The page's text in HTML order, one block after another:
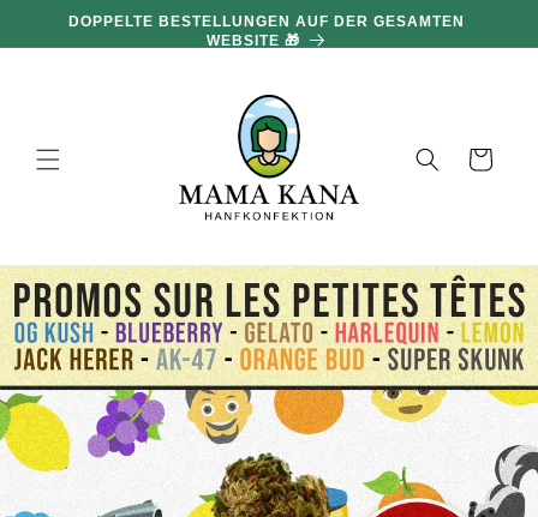
und zumDOPPELTE BESTELLUNGEN AUF DER GESAMTEN
WEBSITE 🎁
Warenkorb